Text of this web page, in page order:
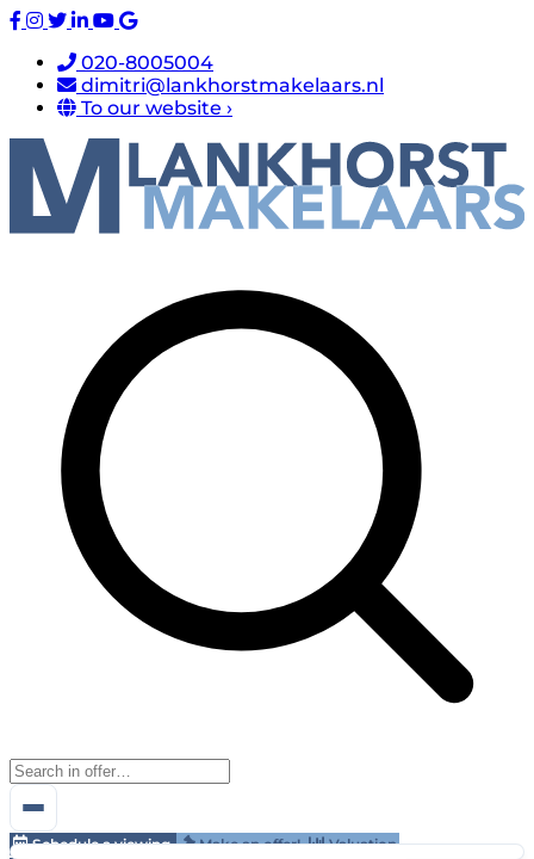
020-8005004
dimitri@lankhorstmakelaars.nl
To our website ›
Schedule a viewing Make an offer!
Valuation